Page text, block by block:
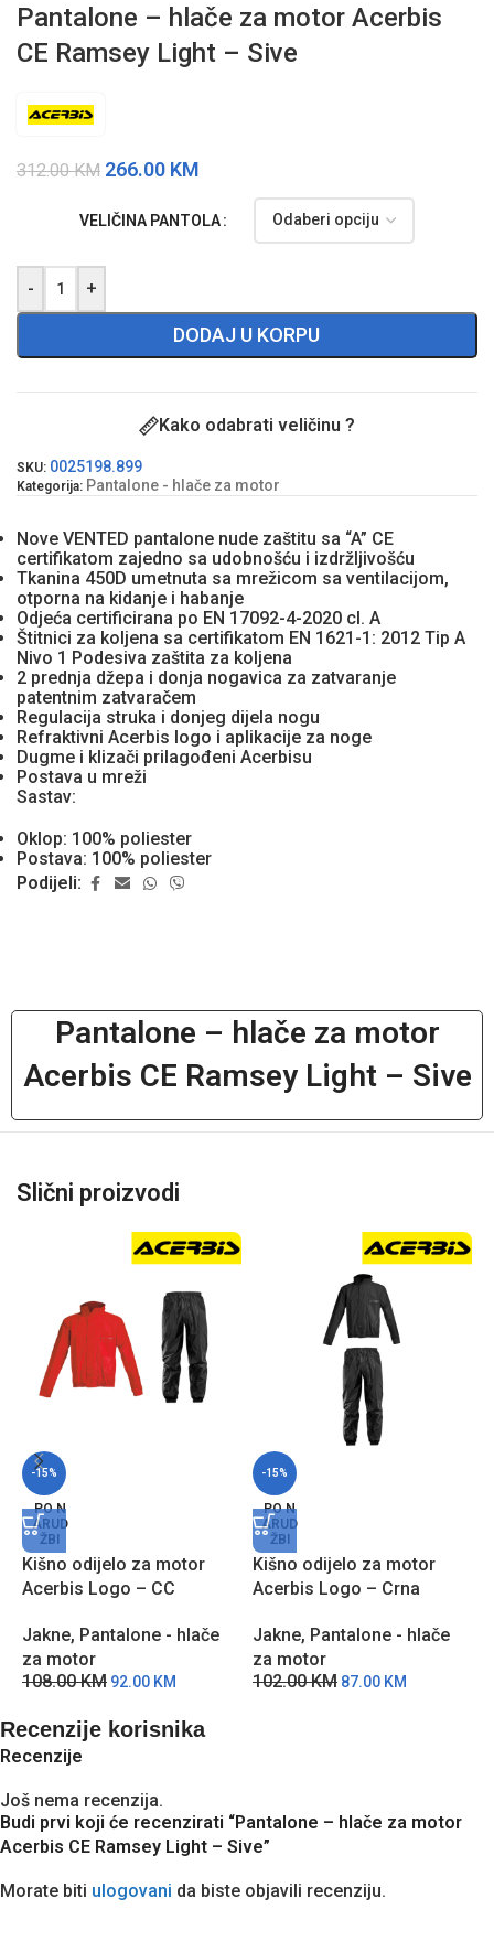
Pantalone – hlače za motor Acerbis
CE Ramsey Light – Sive
312.00KM 266.00 KM
VELIČINA PANTOLA
- +
DODAJ U KORPU
Kako odabrati veličinu ?
SKU: 0025198.899
Kategorija: Pantalone - hlače za motor
Nove VENTED pantalone nude zaštitu sa “A” CE
certifikatom zajedno sa udobnošću i izdržljivošću
Tkanina 450D umetnuta sa mrežicom sa ventilacijom,
otporna na kidanje i habanje
Odjeća certificirana po EN 17092-4-2020 cl. A
Štitnici za koljena sa certifikatom EN 1621-1: 2012 Tip A
Nivo 1 Podesiva zaštita za koljena
2 prednja džepa i donja nogavica za zatvaranje
patentnim zatvaračem
Regulacija struka i donjeg dijela nogu
Refraktivni Acerbis logo i aplikacije za noge
Dugme i klizači prilagođeni Acerbisu
Postava u mreži
Sastav:
Oklop: 100% poliester
Postava: 100% poliester
Podijeli:
Pantalone – hlače za motor
Acerbis CE Ramsey Light – Sive
Slični proizvodi
-15%
PO N
ARUD
ŽBI
Kišno odijelo za motor
Acerbis Logo – CC
Jakne, Pantalone - hlače
za motor
108.00KM 92.00 KM
-15%
PO N
ARUD
ŽBI
Kišno odijelo za motor
Acerbis Logo – Crna
Jakne, Pantalone - hlače
za motor
102.00KM 87.00 KM
Recenzije korisnika
Recenzije
Još nema recenzija.
Budi prvi koji će recenzirati “Pantalone – hlače za motor
Acerbis CE Ramsey Light – Sive”
Morate biti ulogovani da biste objavili recenziju.